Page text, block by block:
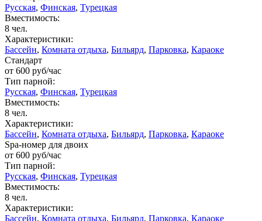
Русская, Финская, Турецкая
Вместимость:
8 чел.
Характеристики:
Бассейн, Комната отдыха, Бильярд, Парковка, Караоке
Стандарт
от 600 руб/час
Тип парной:
Русская, Финская, Турецкая
Вместимость:
8 чел.
Характеристики:
Бассейн, Комната отдыха, Бильярд, Парковка, Караоке
Spa-номер для двоих
от 600 руб/час
Тип парной:
Русская, Финская, Турецкая
Вместимость:
8 чел.
Характеристики:
Бассейн, Комната отдыха, Бильярд, Парковка, Караоке